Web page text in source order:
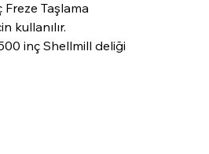
Taşlama
kullanılır.
inç Shellmill deliği